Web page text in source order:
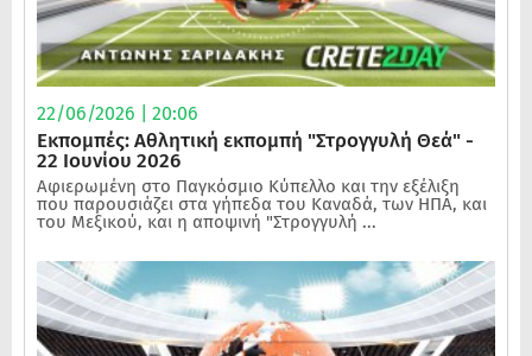
22/06/2026 | 20:06
Εκπομπές: Αθλητική εκπομπή "Στρογγυλή Θεά" -
22 Ιουνίου 2026
Αφιερωμένη στο Παγκόσμιο Κύπελλο και την εξέλιξη
που παρουσιάζει στα γήπεδα του Καναδά, των ΗΠΑ, και
του Μεξικού, και η αποψινή "Στρογγυλή ...